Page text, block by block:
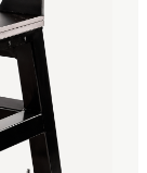
Română